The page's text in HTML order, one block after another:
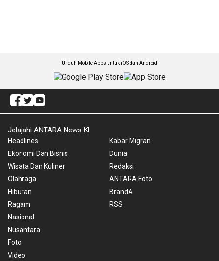
Unduh Mobile Apps untuk iOS dan Android
Jelajahi ANTARA News Kl
Headlines
Ekonomi Dan Bisnis
Wisata Dan Kuliner
Olahraga
Hiburan
Ragam
Nasional
Nusantara
Foto
Video
Kabar Migran
Dunia
Redaksi
ANTARA Foto
BrandA
RSS